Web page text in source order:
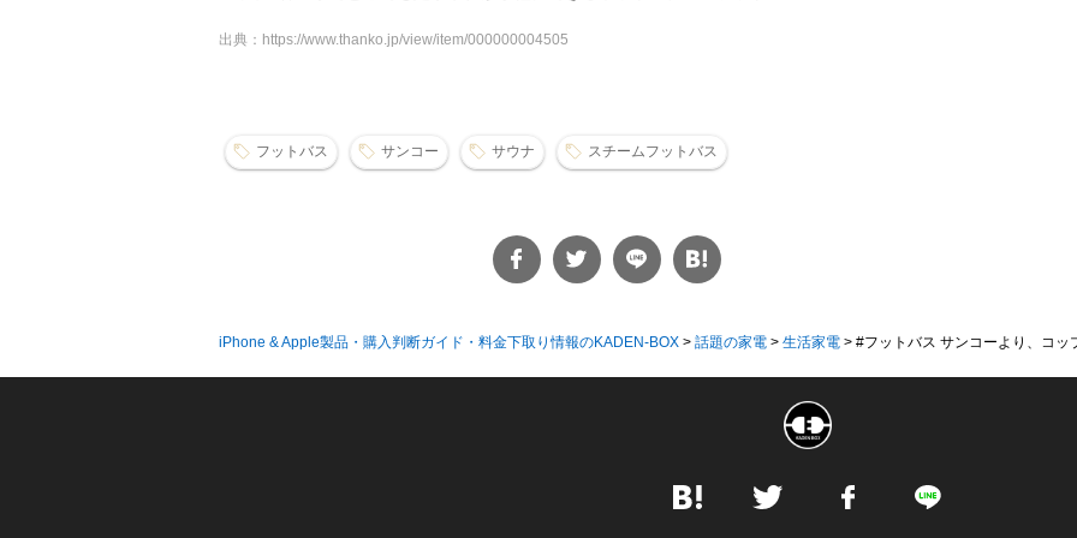
出典：https://www.thanko.jp/view/item/000000004505
フットバス サンコー サウナ スチームフットバス
iPhone & Apple製品・購入判断ガイド・料金下取り情報のKADEN-BOX > 話題の家電 > 生活家電 > #フットバス サンコーより、コッ